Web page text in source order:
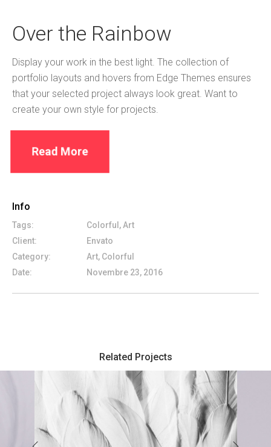
Over the Rainbow
Display your work in the best light. The collection of
portfolio layouts and hovers from Edge Themes ensures
that your selected project always look great. Want to
create your own style for projects.
Read More
Info
Tags:
Colorful, Art
Client:
Envato
Category:
Art, Colorful
Date:
Novembre 23, 2016
Related Projects